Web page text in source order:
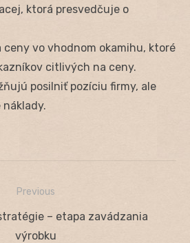
ktorá presvedčuje o
vo vhodnom okamihu, ktoré
citlivých na ceny.
posilniť pozíciu firmy, ale
Previous
– etapa zavádzania
výrobku